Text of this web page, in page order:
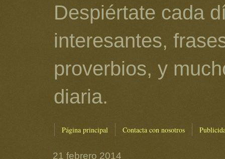
Despiértate cada
interesantes,
proverbios, y
diaria.
Página principal Contacta con nosotros
21 febrero 2014